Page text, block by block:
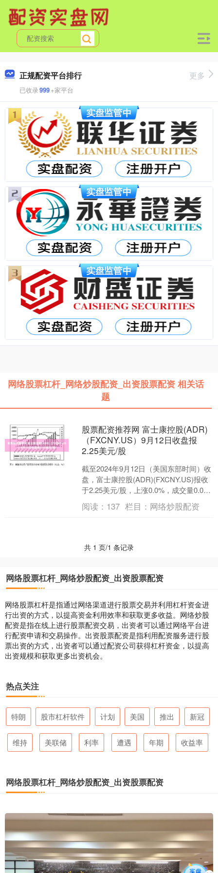
正规配资平台排行
已收录999+家平台
更多
网络股票杠杆_网络炒股配资_出资股票配资 相关话
题
股票配资推荐网 富士康控股(ADR)
（FXCNY.US）9月12日收盘报
2.25美元/股
截至2024年9月12日（美国东部时间）收
盘，富士康控股(ADR)(FXCNY.US)报收
于2.25美元/股，上涨0.0%，成交量0.0
股。 公司简介：富智康集....
阅读： 137 栏目： 网络炒股配资
共 1 页/1 条记录
网络股票杠杆_网络炒股配资_出资股票配资
网络股票杠杆是指通过网络渠道进行股票交易并利用杠杆资金进
行出资的方式，以提高资金利用效率和获取更多收益。网络炒股
配资是指在线上进行股票配资交易，出资者可以通过网络平台进
行配资申请和交易操作。出资股票配资是指利用配资服务进行股
票出资的方式，出资者可以通过配资公司获得杠杆资金，以提高
出资规模和获取更多出资机会。
热点关注
特朗 股市杠杆软件 计划 美国 推出 新冠
维持 美联储 利率 遭遇 年期 收益率
网络股票杠杆_网络炒股配资_出资股票配资